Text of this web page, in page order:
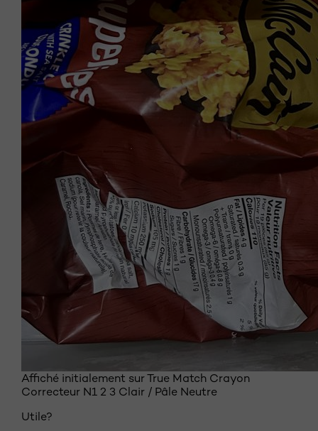
Affiché initialement sur True Match Crayon
Correcteur N1 2 3 Clair / Pâle Neutre
Utile?